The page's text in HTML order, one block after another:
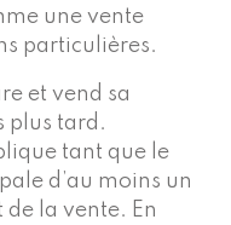
une vente
particulières.
et vend sa
plus tard.
tant que le
d’au moins un
la vente. En